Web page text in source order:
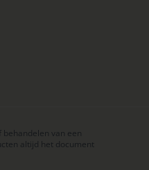
van een
altijd het document